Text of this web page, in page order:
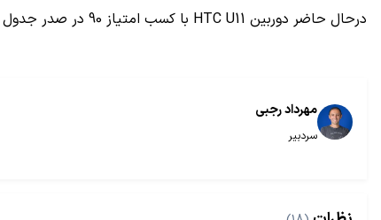
درحال حاضر دوربین HTC U11 با کسب امتیاز 90 در صدر جدول
مهرداد رجبی
سردبیر